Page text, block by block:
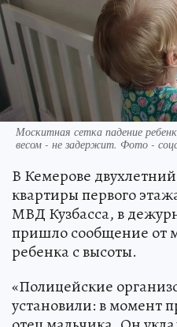
Москитная сетка падение
весом - не задержит. Фото -
В Кемерове
квартиры первого
МВД Кузбасса, в
пришло сообщение от
ребенка с высоты.
«Полицейские
установили: в момент